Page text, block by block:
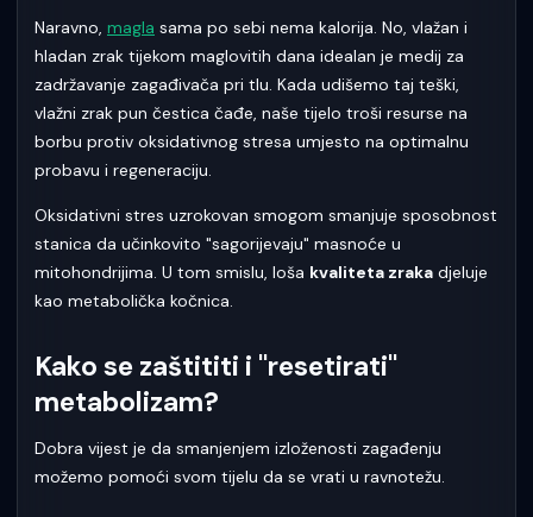
Naravno, magla sama po sebi nema kalorija. No, vlažan i
hladan zrak tijekom maglovitih dana idealan je medij za
zadržavanje zagađivača pri tlu. Kada udišemo taj teški,
vlažni zrak pun čestica čađe, naše tijelo troši resurse na
borbu protiv oksidativnog stresa umjesto na optimalnu
probavu i regeneraciju.
Oksidativni stres uzrokovan smogom smanjuje sposobnost
stanica da učinkovito "sagorijevaju" masnoće u
mitohondrijima. U tom smislu, loša kvaliteta zraka djeluje
kao metabolička kočnica.
Kako se zaštititi i "resetirati"
metabolizam?
Dobra vijest je da smanjenjem izloženosti zagađenju
možemo pomoći svom tijelu da se vrati u ravnotežu.